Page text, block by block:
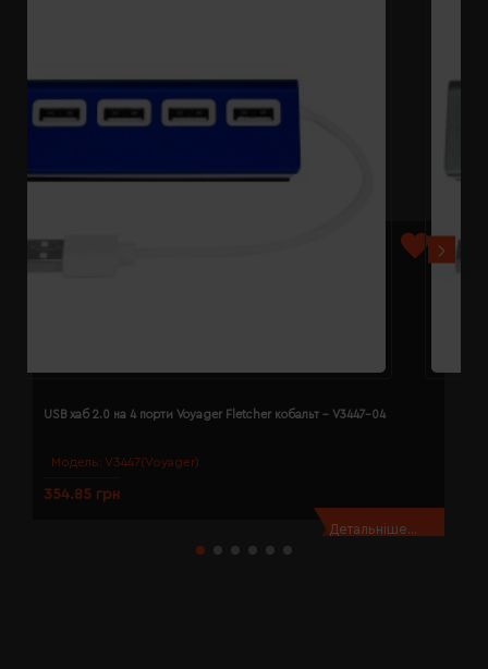
Модель: V3447(Voyager)
USB хаб 2.0 на 4 порти Voyager Fletcher кобальт - V3447-04
354.85 грн
Детальніше...